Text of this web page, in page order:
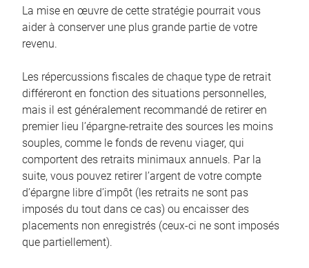
La mise en œuvre de cette stratégie pourrait vous
aider à conserver une plus grande partie de votre
revenu.
Les répercussions fiscales de chaque type de retrait
différeront en fonction des situations personnelles,
mais il est généralement recommandé de retirer en
premier lieu l’épargne-retraite des sources les moins
souples, comme le fonds de revenu viager, qui
comportent des retraits minimaux annuels. Par la
suite, vous pouvez retirer l’argent de votre compte
d’épargne libre d’impôt (les retraits ne sont pas
imposés du tout dans ce cas) ou encaisser des
placements non enregistrés (ceux-ci ne sont imposés
que partiellement).